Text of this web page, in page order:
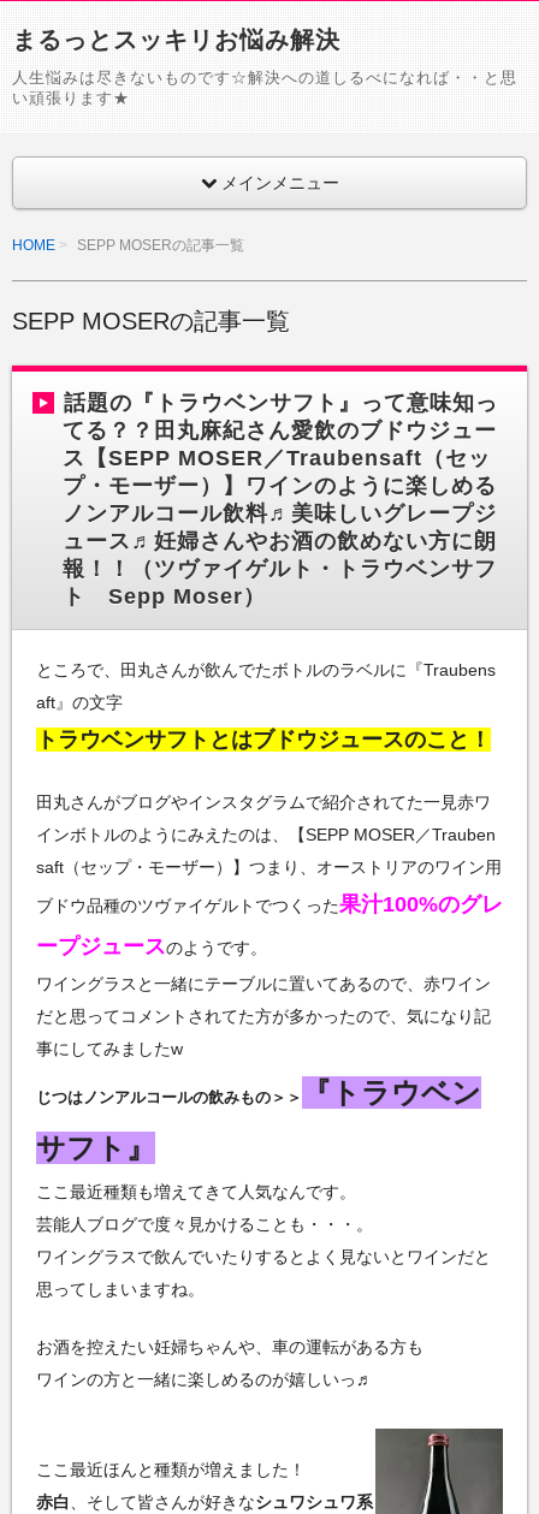
まるっとスッキリお悩み解決
人生悩みは尽きないものです☆解決への道しるべになれば・・と思
い頑張ります★
メインメニュー
HOME SEPP MOSERの記事一覧
SEPP MOSERの記事一覧
話題の『トラウベンサフト』って意味知っ
てる？？田丸麻紀さん愛飲のブドウジュー
ス【SEPP MOSER／Traubensaft（セッ
プ・モーザー）】ワインのように楽しめる
ノンアルコール飲料♬美味しいグレープジ
ュース♬妊婦さんやお酒の飲めない方に朗
報！！（ツヴァイゲルト・トラウベンサフ
ト Sepp Moser）
ところで、田丸さんが飲んでたボトルのラベルに『Traubens
aft』の文字
トラウベンサフトとはブドウジュースのこと！
田丸さんがブログやインスタグラムで紹介されてた一見赤ワ
インボトルのようにみえたのは、【SEPP MOSER／Trauben
saft（セップ・モーザー）】つまり、オーストリアのワイン用
ブドウ品種のツヴァイゲルトでつくった果汁100%のグレ
ープジュースのようです。
ワイングラスと一緒にテーブルに置いてあるので、赤ワイン
だと思ってコメントされてた方が多かったので、気になり記
事にしてみましたw
じつはノンアルコールの飲みもの＞＞
『トラウベン
サフト』
ここ最近種類も増えてきて人気なんです。
芸能人ブログで度々見かけることも・・・。
ワイングラスで飲んでいたりするとよく見ないとワインだと
思ってしまいますね。
お酒を控えたい妊婦ちゃんや、車の運転がある方も
ワインの方と一緒に楽しめるのが嬉しいっ♬
ここ最近ほんと種類が増えました！
赤白
、そして皆さんが好きなシュワシュワ系